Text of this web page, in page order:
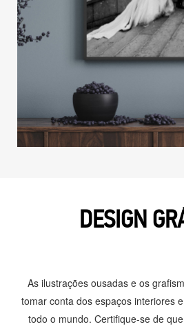
DESIGN
As ilustrações ousadas e os
tomar conta dos espaços interiores
todo o mundo. Certifique-se de